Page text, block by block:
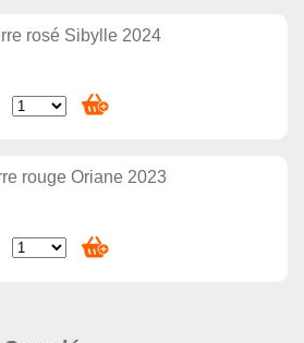
rosé Sibylle 2024
rouge Oriane 2023